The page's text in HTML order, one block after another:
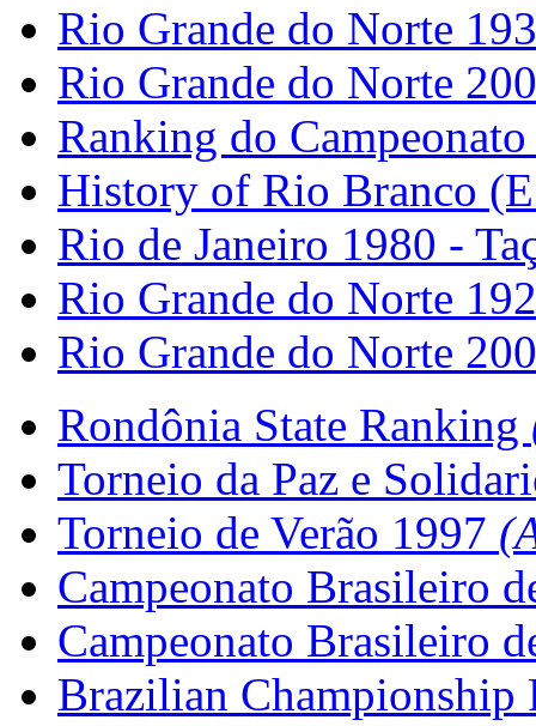
Rio Grande do Norte
Rio Grande do Norte
Ranking do
History of Rio Branco
Rio de Janeiro 1980 -
Rio Grande do Norte
Rio Grande do Norte
Rondônia State Ranking
Torneio da Paz e
Torneio de Verão 1997
Campeonato Brasileiro
Campeonato Brasileiro
Brazilian